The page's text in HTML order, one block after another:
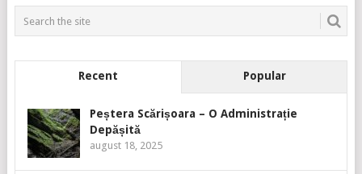
Recent Popular
Peștera Scărișoara – O Administrație
Depășită
august 18, 2025